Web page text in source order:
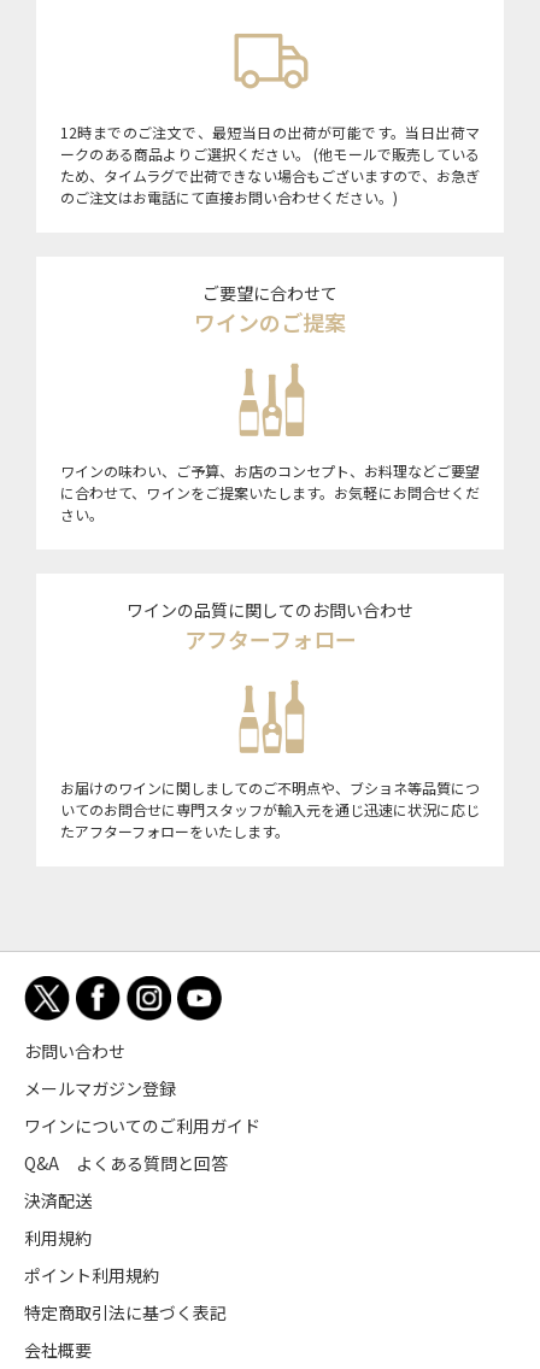
12時までのご注文で、最短当日の出荷が可能です。当日出荷マ
ークのある商品よりご選択ください。 (他モールで販売している
ため、タイムラグで出荷できない場合もございますので、お急ぎ
のご注文はお電話にて直接お問い合わせください。)
ご要望に合わせて
ワインのご提案
ワインの味わい、ご予算、お店のコンセプト、お料理などご要望
に合わせて、ワインをご提案いたします。お気軽にお問合せくだ
さい。
ワインの品質に関してのお問い合わせ
アフターフォロー
お届けのワインに関しましてのご不明点や、ブショネ等品質につ
いてのお問合せに専門スタッフが輸入元を通じ迅速に状況に応じ
たアフターフォローをいたします。
お問い合わせ
メールマガジン登録
ワインについてのご利用ガイド
Q&A よくある質問と回答
決済配送
利用規約
ポイント利用規約
特定商取引法に基づく表記
会社概要